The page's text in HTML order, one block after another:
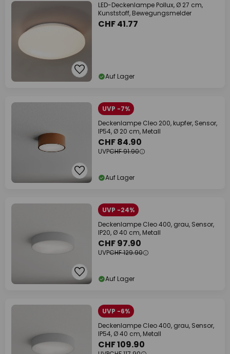
LED-Deckenlampe Pollux, Ø 27 cm,
Kunststoff, Bewegungsmelder
CHF 41.77
Auf Lager
UVP -7%
Deckenlampe Cleo 200, kupfer, Sensor,
IP54, Ø 20 cm, Metall
CHF 84.90
UVPCHF 91.90
Auf Lager
UVP -24%
Deckenlampe Cleo 400, grau, Sensor,
IP20, Ø 40 cm, Metall
CHF 97.90
UVPCHF 129.90
Auf Lager
UVP -6%
Deckenlampe Cleo 400, grau, Sensor,
IP54, Ø 40 cm, Metall
CHF 109.90